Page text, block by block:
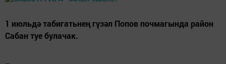
1 июльдә табигатьнең гүзәл Попов почмагында район
Сабан туе булачак.